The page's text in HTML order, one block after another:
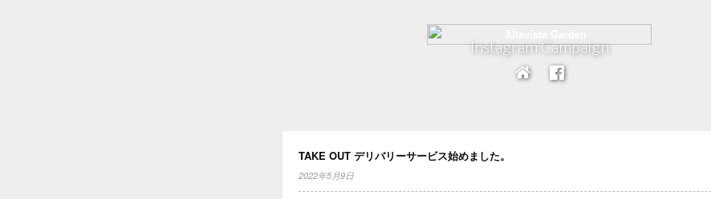
Instagram Campaign
TAKE OUT デリバリーサービス始めました。
2022年5月9日